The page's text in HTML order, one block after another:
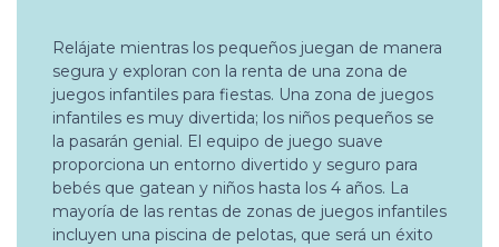
Relájate mientras los pequeños juegan de manera
segura y exploran con la renta de una zona de
juegos infantiles para fiestas. Una zona de juegos
infantiles es muy divertida; los niños pequeños se
la pasarán genial. El equipo de juego suave
proporciona un entorno divertido y seguro para
bebés que gatean y niños hasta los 4 años. La
mayoría de las rentas de zonas de juegos infantiles
incluyen una piscina de pelotas, que será un éxito